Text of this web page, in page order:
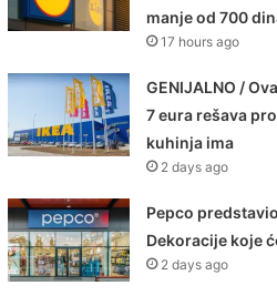
manje od 700
17 hours ago
GENIJALNO /
7 eura rešava
kuhinja ima
2 days ago
Pepco
Dekoracije koje
2 days ago